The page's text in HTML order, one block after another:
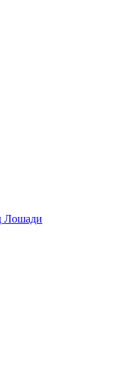
Лошади